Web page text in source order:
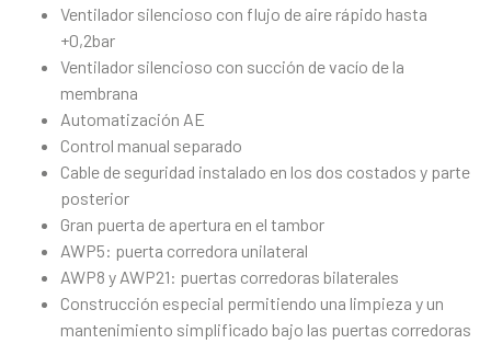
Ventilador silencioso con flujo de aire rápido hasta
+0,2bar
Ventilador silencioso con succión de vacío de la
membrana
Automatización AE
Control manual separado
Cable de seguridad instalado en los dos costados y parte
posterior
Gran puerta de apertura en el tambor
AWP5: puerta corredora unilateral
AWP8 y AWP21: puertas corredoras bilaterales
Construcción especial permitiendo una limpieza y un
mantenimiento simplificado bajo las puertas corredoras